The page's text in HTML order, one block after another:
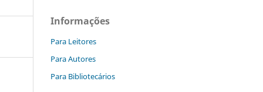
Informações
Para Leitores
Para Autores
Para Bibliotecários